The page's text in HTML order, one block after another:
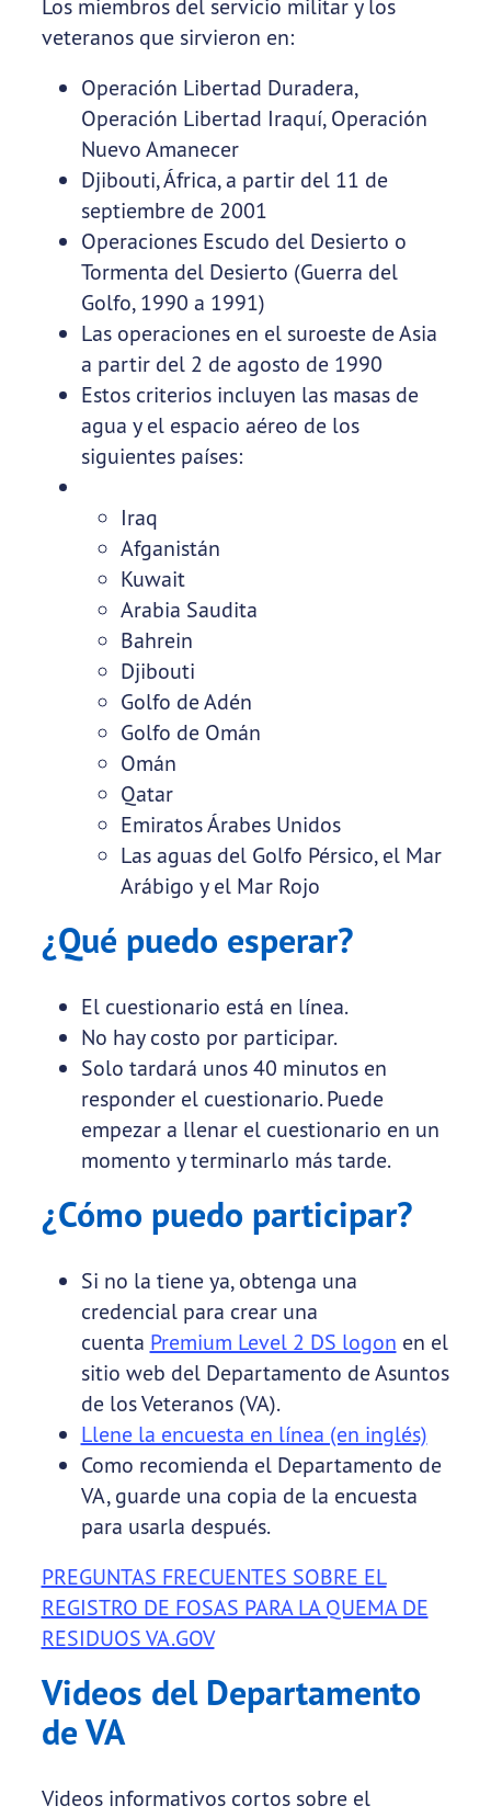
Los miembros del servicio militar y los
veteranos que sirvieron en:
Operación Libertad Duradera,
Operación Libertad Iraquí, Operación
Nuevo Amanecer
Djibouti, África, a partir del 11 de
septiembre de 2001
Operaciones Escudo del Desierto o
Tormenta del Desierto (Guerra del
Golfo, 1990 a 1991)
Las operaciones en el suroeste de Asia
a partir del 2 de agosto de 1990
Estos criterios incluyen las masas de
agua y el espacio aéreo de los
siguientes países:
Iraq
Afganistán
Kuwait
Arabia Saudita
Bahrein
Djibouti
Golfo de Adén
Golfo de Omán
Omán
Qatar
Emiratos Árabes Unidos
Las aguas del Golfo Pérsico, el Mar
Arábigo y el Mar Rojo
¿Qué puedo esperar?
El cuestionario está en línea.
No hay costo por participar.
Solo tardará unos 40 minutos en
responder el cuestionario. Puede
empezar a llenar el cuestionario en un
momento y terminarlo más tarde.
¿Cómo puedo participar?
Si no la tiene ya, obtenga una
credencial para crear una
cuenta Premium Level 2 DS logon en el
sitio web del Departamento de Asuntos
de los Veteranos (VA).
Llene la encuesta en línea (en inglés)
Como recomienda el Departamento de
VA, guarde una copia de la encuesta
para usarla después.
PREGUNTAS FRECUENTES SOBRE EL
REGISTRO DE FOSAS PARA LA QUEMA DE
RESIDUOS VA.GOV
Videos del Departamento
de VA
Videos informativos cortos sobre el